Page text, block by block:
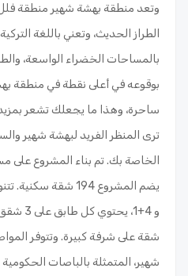
وتعد منطقة بهشة شهير منطقة
الطراز الحديث، وتعني باللغة
بالمساحات الخضراء الواسعة،
بوقوعه في أعلى نقطة في منطقة
ساحرة، وهذا ما يجعلك تشعر
ترى المنظر الفريد لبهشة شهير
و 4+1،
شقة على شرفة كبيرة. وتتوفر
شهير، المتمثلة بالباصات